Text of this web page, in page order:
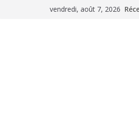
vendredi, août 7, 2026